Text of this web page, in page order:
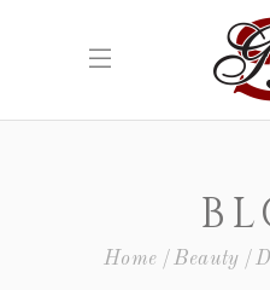
Home Beauty